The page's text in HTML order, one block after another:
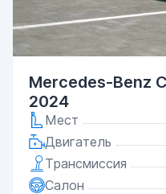
Mercedes-Benz
2024
Мест
Двигатель
Трансмиссия
Салон